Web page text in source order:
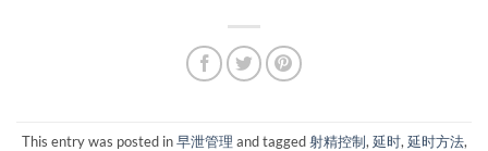
This entry was posted in早泄管理 and tagged射精控制, 延时, 延时方法,